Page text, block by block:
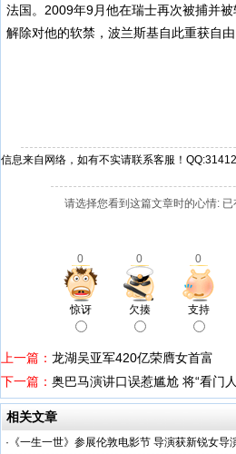
法国。2009年9月他在瑞士再次被捕并
解除对他的软禁，波兰斯基自此重获自
信息来自网络，如有不实请联系客服！
请选择您看到这篇文章时的心情: 已
0 0 0
惊讶 欠揍 支持
上一篇： 龙湖吴亚军420亿荣膺女首富
下一篇： 奥巴马演讲口误惹尴尬 将“看门
相关文章
· 《一生一世》参展伦敦电影节 导演获新锐女导